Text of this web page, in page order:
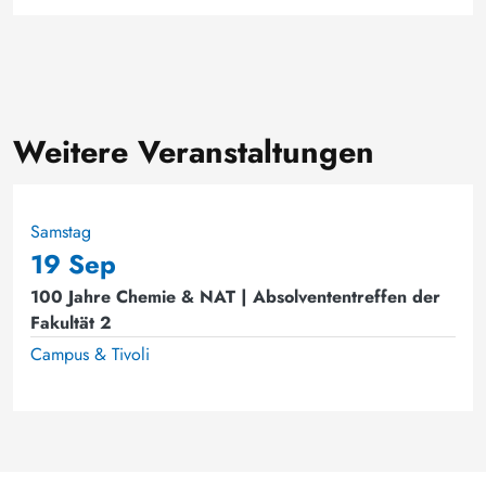
Weitere Veranstaltungen
Samstag
19 Sep
100 Jahre Chemie & NAT | Absolvententreffen der
Fakultät 2
Campus & Tivoli